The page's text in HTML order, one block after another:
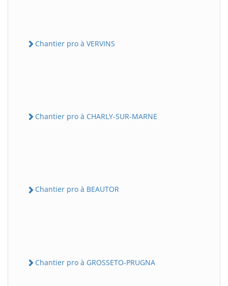
Chantier pro à VERVINS
Chantier pro à CHARLY-SUR-MARNE
Chantier pro à BEAUTOR
Chantier pro à GROSSETO-PRUGNA